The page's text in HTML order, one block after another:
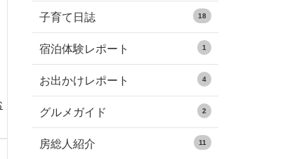
子育て日誌 18
宿泊体験レポート 1
お出かけレポート 4
グルメガイド 2
房総人紹介 11